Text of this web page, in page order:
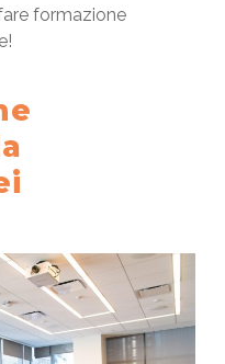
formazione